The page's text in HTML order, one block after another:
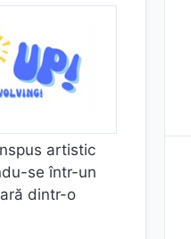
artistic
se într-un
dintr-o